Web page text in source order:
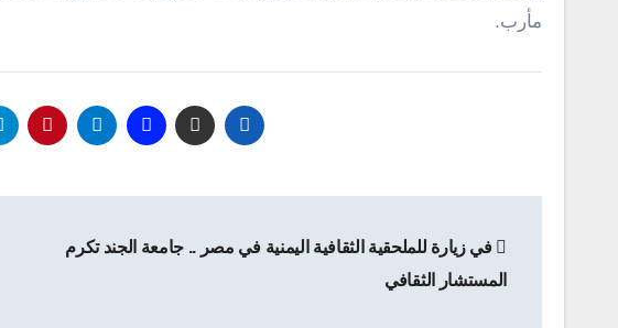
مأرب.
المقالات
في زيارة للملحقية الثقافية اليمنية في مصر .. جامعة الجند تكرم
المستشار الثقافي